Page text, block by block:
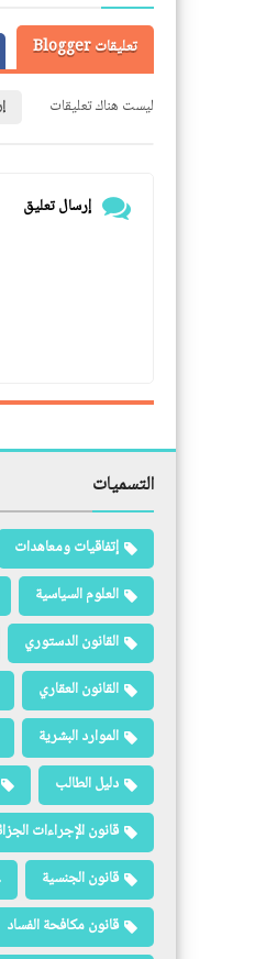
تعليقات Blogger
ليست هناك تعليقات
إرسال تعليق
التسميات
إتفاقيات ومعاهدات
العلوم السياسية
القانون الدستوري
القانون العقاري
الموارد البشرية
دليل الطالب
قانون الإجراءات
قانون الجنسية
قانون مكافحة الفساد